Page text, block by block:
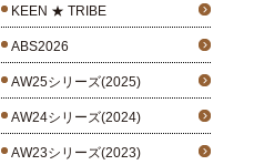
KEEN ★ TRIBE
ABS2026
AW25シリーズ(2025)
AW24シリーズ(2024)
AW23シリーズ(2023)